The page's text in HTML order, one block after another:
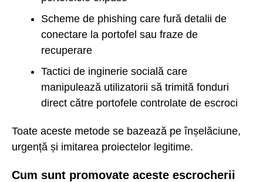
Scheme de phishing care fură detalii de
conectare la portofel sau fraze de
recuperare
Tactici de inginerie socială care
manipulează utilizatorii să trimită fonduri
direct către portofele controlate de escroci
Toate aceste metode se bazează pe înșelăciune,
urgență și imitarea proiectelor legitime.
Cum sunt promovate aceste escrocherii